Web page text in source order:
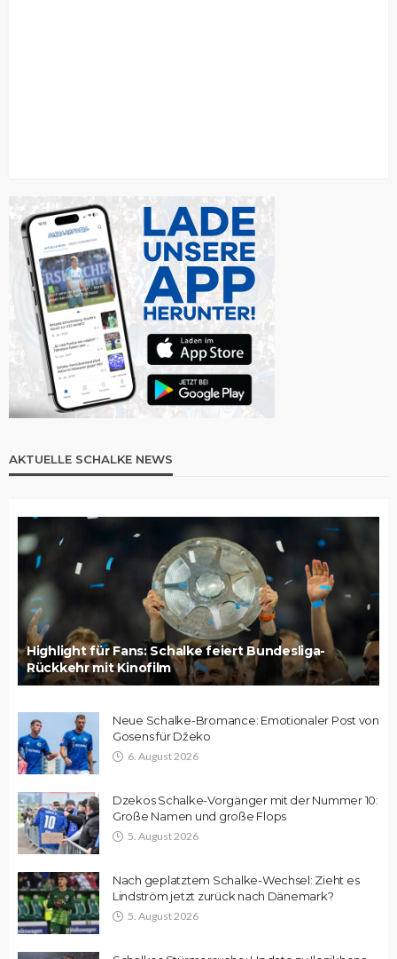
AKTUELLE SCHALKE NEWS
Highlight für Fans: Schalke feiert Bundesliga-
Rückkehr mit Kinofilm
Neue Schalke-Bromance: Emotionaler Post von
Gosens für Džeko
6. August 2026
Dzekos Schalke-Vorgänger mit der Nummer 10:
Große Namen und große Flops
5. August 2026
Nach geplatztem Schalke-Wechsel: Zieht es
Lindström jetzt zurück nach Dänemark?
5. August 2026